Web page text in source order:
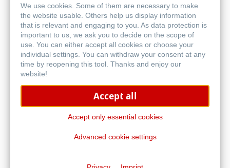
Canvas FineArt
Schutz & Archivierung
We use cookies. Some of them are necessary to make
the website usable. Others help us display information
that is relevant and engaging to you. As data protection is
important to us, we ask you to decide on the scope of
use. You can either accept all cookies or choose your
individual settings. You can withdraw your consent at any
time by reopening this tool. Thanks and enjoy our
website!
Accept all
Accept only essential cookies
Advanced cookie settings